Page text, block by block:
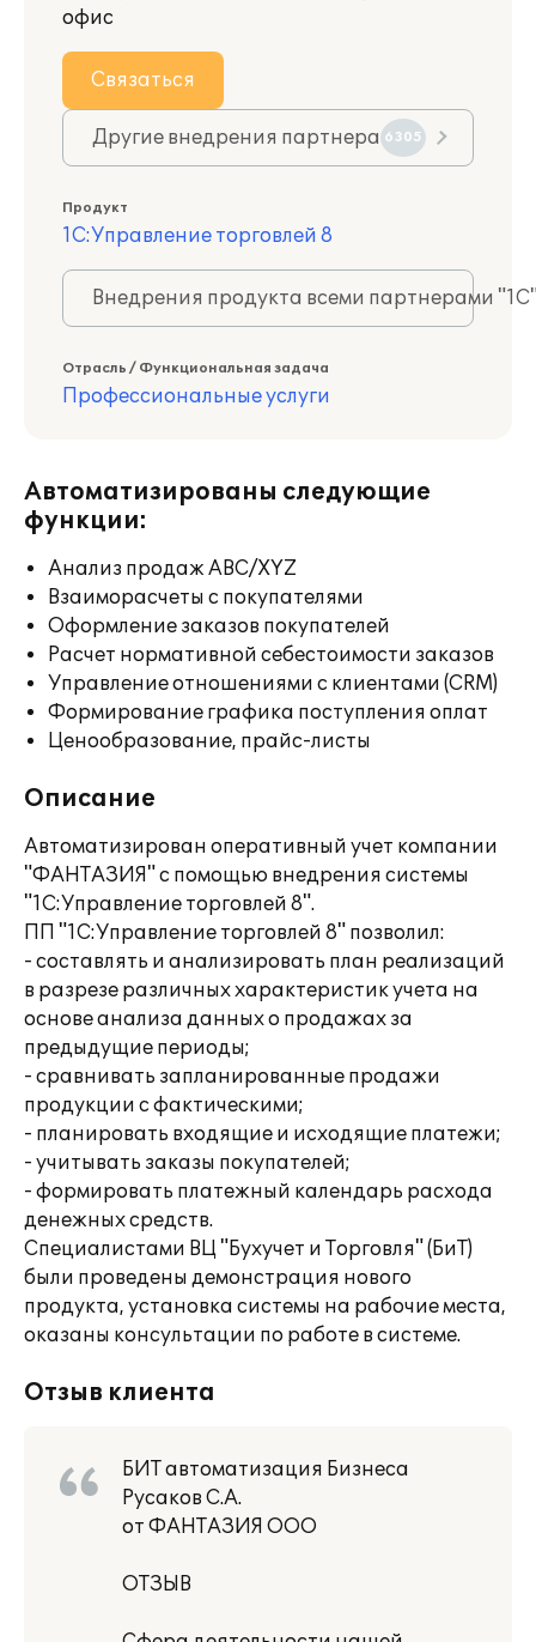
офис
Связаться
Другие внедрения партнера 6305
Продукт
1С:Управление торговлей 8
Внедрения продукта всеми партнерами
Отрасль / Функциональная задача
Профессиональные услуги
Автоматизированы следующие
функции:
Анализ продаж ABC/XYZ
Взаиморасчеты с покупателями
Оформление заказов покупателей
Расчет нормативной себестоимости заказов
Управление отношениями с клиентами (CRM)
Формирование графика поступления оплат
Ценообразование, прайс-листы
Описание
Автоматизирован оперативный учет компании
"ФАНТАЗИЯ" с помощью внедрения системы
"1С:Управление торговлей 8".
ПП "1С:Управление торговлей 8" позволил:
- составлять и анализировать план реализаций
в разрезе различных характеристик учета на
основе анализа данных о продажах за
предыдущие периоды;
- сравнивать запланированные продажи
продукции с фактическими;
- планировать входящие и исходящие платежи;
- учитывать заказы покупателей;
- формировать платежный календарь расхода
денежных средств.
Специалистами ВЦ "Бухучет и Торговля" (БиТ)
были проведены демонстрация нового
продукта, установка системы на рабочие места,
оказаны консультации по работе в системе.
Отзыв клиента
БИТ автоматизация Бизнеса
Русаков С.А.
от ФАНТАЗИЯ ООО
ОТЗЫВ